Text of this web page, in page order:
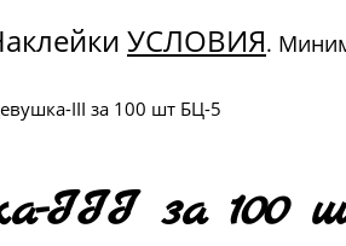
УСЛОВИЯ.
III за 100 шт БЦ-5
III за 100